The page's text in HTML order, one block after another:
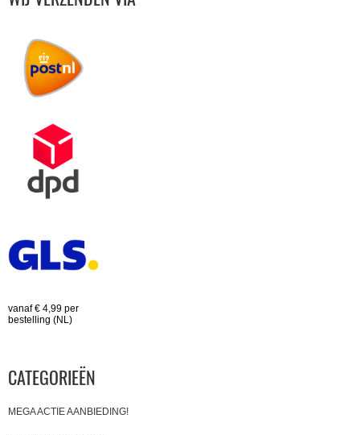
CATEGORIEËN
MEGA ACTIE AANBIEDING!
vanaf € 4,99 per
bestelling (NL)